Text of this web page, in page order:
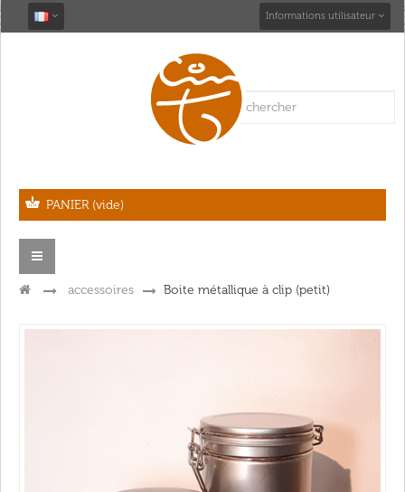
Informations utilisateur
PANIER (vide)
Navigation
bascule
>
accessoires > Boite métallique à clip (petit)